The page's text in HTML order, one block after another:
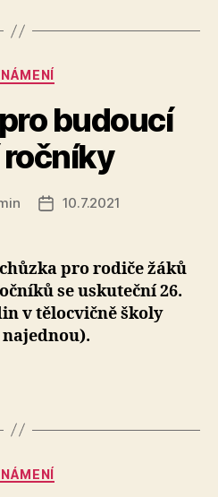
Rubriky
budoucí
Datum
10.7.2021
pro rodiče žáků
se uskuteční 26.
v tělocvičně školy
Rubriky